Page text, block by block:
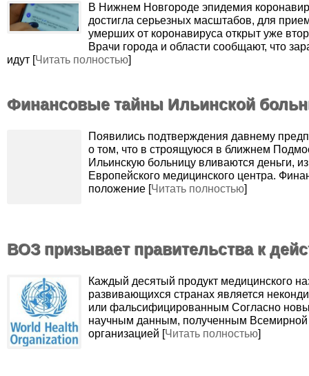
В Нижнем Новгороде эпидемия
достигла серьезных масштабов, для
умерших от коронавируса открыт уже
Врачи города и области сообщают, что
идут [Читать полностью]
Финансовые тайны Ильинской
Появились подтверждения давнему
о том, что в строящуюся в ближнем
Ильинскую больницу вливаются деньги, из
Европейского медицинского центра.
положение [Читать полностью]
ВОЗ призывает правительства к
Каждый десятый продукт медицинского
развивающихся странах является
или фальсифицированным Согласно
научным данным, полученным Всемирной
организацией [Читать полностью]